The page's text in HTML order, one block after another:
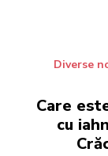
Diverse
Care
cu